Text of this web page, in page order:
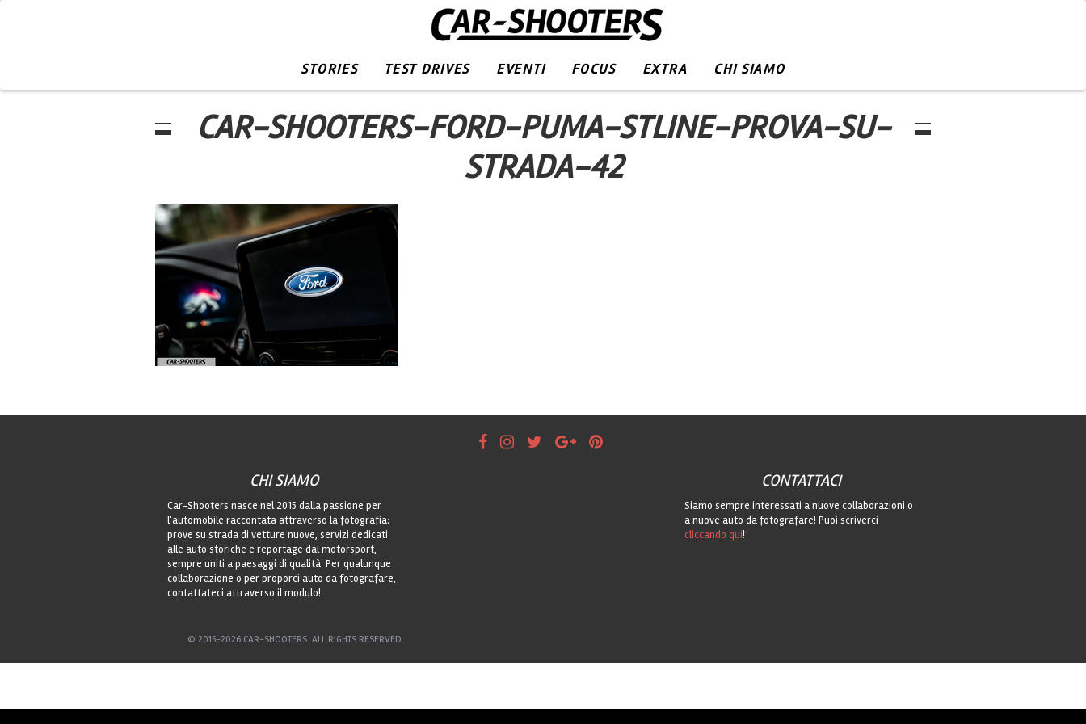
STORIES TEST DRIVES EVENTI FOCUS EXTRA CHI SIAMO
CAR-SHOOTERS-FORD-PUMA-STLINE-PROVA-SU-
STRADA-42
CHI SIAMO
Car-Shooters nasce nel 2015 dalla passione per
l'automobile raccontata attraverso la fotografia:
prove su strada di vetture nuove, servizi dedicati
alle auto storiche e reportage dal motorsport,
sempre uniti a paesaggi di qualità. Per qualunque
collaborazione o per proporci auto da fotografare,
contattateci attraverso il modulo!
CONTATTACI
Siamo sempre interessati a nuove collaborazioni o
a nuove auto da fotografare! Puoi scriverci
cliccando qui!
© 2015-2026 CAR-SHOOTERS. ALL RIGHTS RESERVED.